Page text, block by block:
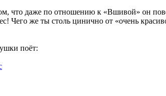
что даже по отношению к «Вшивой» он
Чего же ты столь цинично от «очень
поёт: